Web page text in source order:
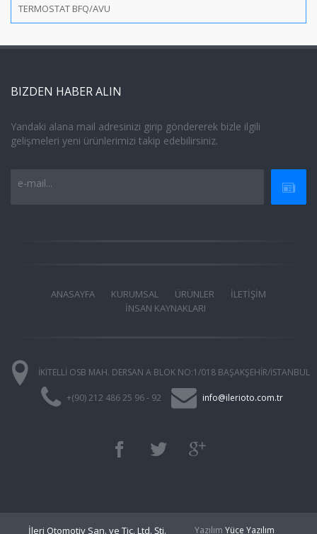
TERMOSTAT BFQ/AVU
BIZDEN HABER ALIN
Yandaki alana mail adresinizi girip göndererek bizle ilgili
gelişmeleri yeni ürünlerimizi takip edebilirsiniz.
e-mail...
ANASAYFA KURUMSAL ÜRÜNLER
İLETİŞİM
İNSAN KAYNAKLARI
İKİTELLİ OSB MAH. DERSAN A BLOK NO:1/018 BAŞAKŞEHİR/İSTANBUL
+(90) 212 486 25 96 - 92 info@ilerioto.com.tr
İleri Otomotiv San. ve Tic. Ltd. Şti. Yazılım Yüce Yazılım